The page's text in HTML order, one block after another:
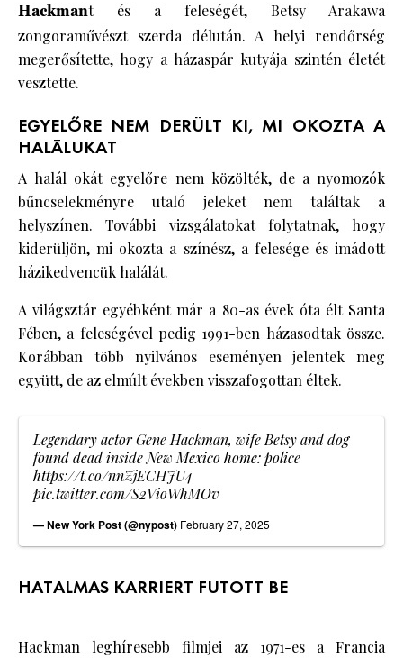
Hackmant és a feleségét, Betsy Arakawa
zongoraművészt szerda délután. A helyi rendőrség
megerősítette, hogy a házaspár kutyája szintén életét
vesztette.
EGYELŐRE NEM DERÜLT KI, MI OKOZTA A
HALÁLUKAT
A halál okát egyelőre nem közölték, de a nyomozók
bűncselekményre utaló jeleket nem találtak a
helyszínen. További vizsgálatokat folytatnak, hogy
kiderüljön, mi okozta a színész, a felesége és imádott
házikedvencük halálát.
A világsztár egyébként már a 80-as évek óta élt Santa
Fében, a feleségével pedig 1991-ben házasodtak össze.
Korábban több nyilvános eseményen jelentek meg
együtt, de az elmúlt években visszafogottan éltek.
Legendary actor Gene Hackman, wife Betsy and dog
found dead inside New Mexico home: police
https://t.co/nnZjECHJU4
pic.twitter.com/S2VioWhMOv
— New York Post (@nypost) February 27, 2025
HATALMAS KARRIERT FUTOTT BE
Hackman leghíresebb filmjei az 1971-es a Francia